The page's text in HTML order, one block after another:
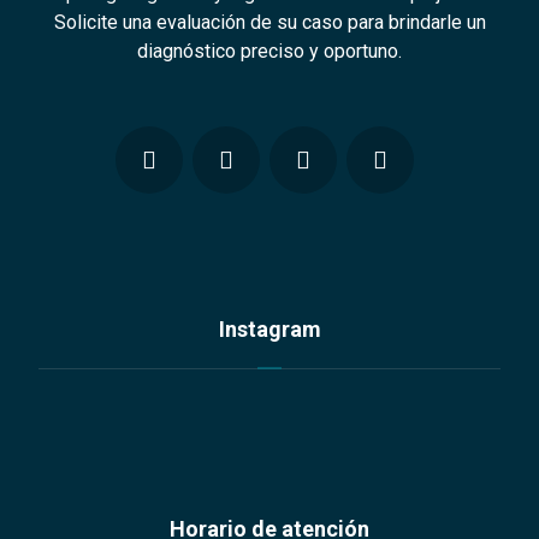
Solicite una evaluación de su caso para brindarle un
diagnóstico preciso y oportuno.
Instagram
Horario de atención